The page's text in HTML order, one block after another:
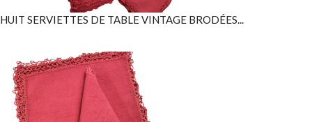
HUIT SERVIETTES DE TABLE VINTAGE BRODÉES...